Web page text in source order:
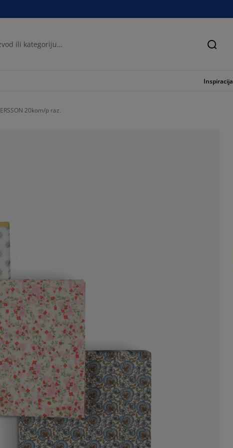
Traži
Inspiracija
20kom/p raz.